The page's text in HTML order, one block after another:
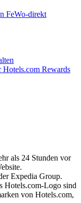
FeWo-direkt
Hotels.com Rewards
als 24 Stunden vor
Expedia Group.
Hotels.com-Logo sind
von Hotels.com,